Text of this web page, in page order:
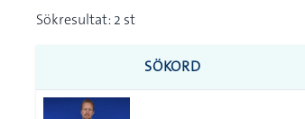
Sökresultat: 2 st
SÖKORD